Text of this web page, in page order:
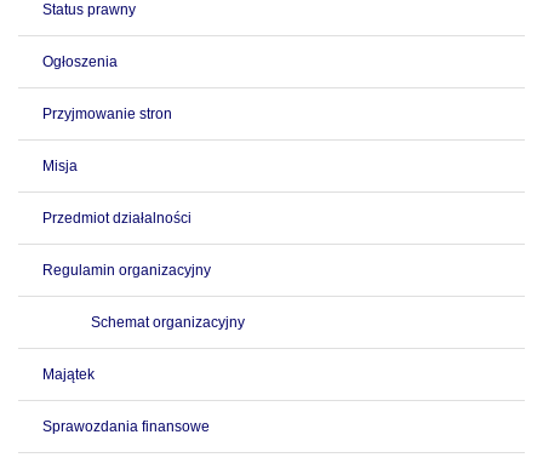
Status prawny
Ogłoszenia
Przyjmowanie stron
Misja
Przedmiot działalności
Regulamin organizacyjny
Schemat organizacyjny
Majątek
Sprawozdania finansowe